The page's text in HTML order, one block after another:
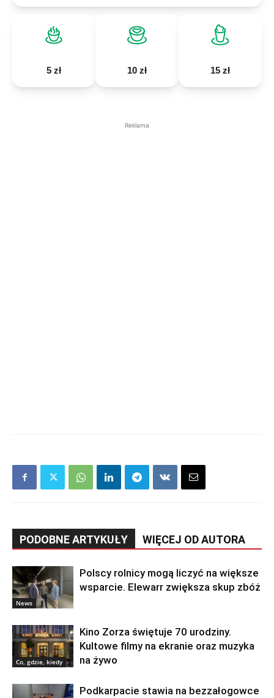
5 zł 10 zł 15 zł
Reklama
PODOBNE ARTYKUŁY WIĘCEJ OD AUTORA
News
Polscy rolnicy mogą liczyć na większe
wsparcie. Elewarr zwiększa skup zbóż
Co, gdzie, kiedy
Kino Zorza świętuje 70 urodziny.
Kultowe filmy na ekranie oraz muzyka
na żywo
Podkarpacie stawia na bezzałogowce